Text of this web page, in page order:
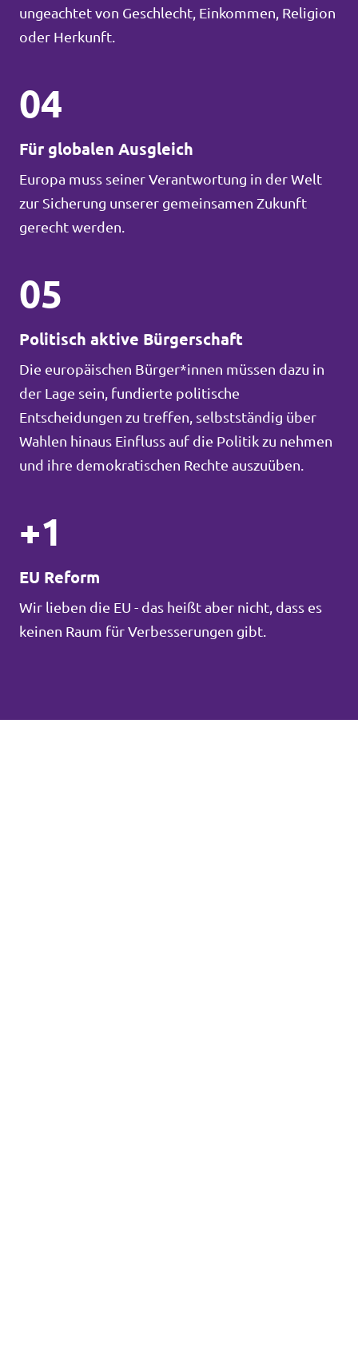
ungeachtet von Geschlecht, Einkommen, Religion
oder Herkunft.
04
Für globalen Ausgleich
Europa muss seiner Verantwortung in der Welt
zur Sicherung unserer gemeinsamen Zukunft
gerecht werden.
05
Politisch aktive Bürgerschaft
Die europäischen Bürger*innen müssen dazu in
der Lage sein, fundierte politische
Entscheidungen zu treffen, selbstständig über
Wahlen hinaus Einfluss auf die Politik zu nehmen
und ihre demokratischen Rechte auszuüben.
+1
EU Reform
Wir lieben die EU - das heißt aber nicht, dass es
keinen Raum für Verbesserungen gibt.